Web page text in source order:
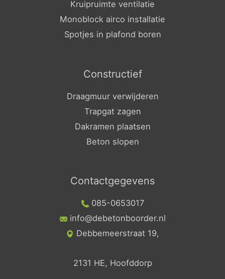
Kruipruimte ventilatie
Monoblock airco installatie
Spotjes in plafond boren
Constructief
Draagmuur verwijderen
Trapgat zagen
Dakramen plaatsen
Beton slopen
Contactgegevens
085-0653017
info@debetonboorder.nl
Debbemeerstraat 19,
2131 HE, Hoofddorp